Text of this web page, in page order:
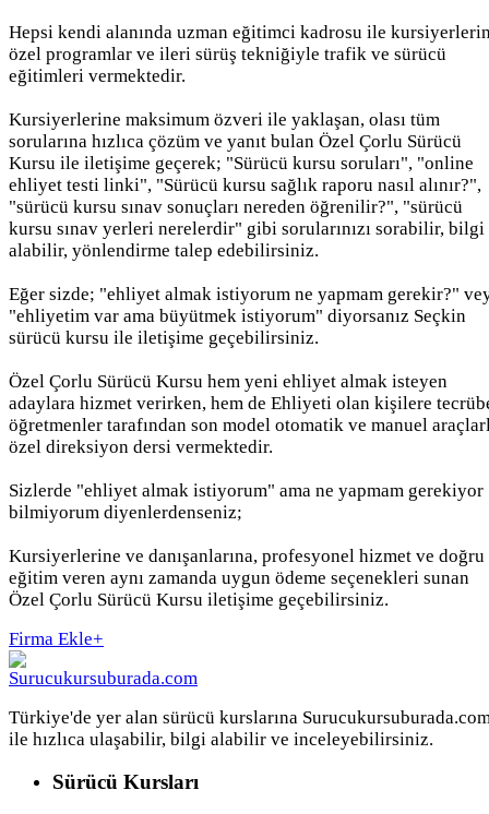
Hepsi kendi alanında uzman eğitimci kadrosu ile
özel programlar ve ileri sürüş tekniğiyle trafik ve sürücü
eğitimleri vermektedir.
Kursiyerlerine maksimum özveri ile yaklaşan, olası tüm
sorularına hızlıca çözüm ve yanıt bulan Özel Çorlu Sürücü
Kursu ile iletişime geçerek; "Sürücü kursu soruları", "online
ehliyet testi linki", "Sürücü kursu sağlık raporu nasıl alınır?",
"sürücü kursu sınav sonuçları nereden öğrenilir?", "sürücü
kursu sınav yerleri nerelerdir" gibi sorularınızı sorabilir, bilgi
alabilir, yönlendirme talep edebilirsiniz.
Eğer sizde; "ehliyet almak istiyorum ne yapmam gerekir?"
"ehliyetim var ama büyütmek istiyorum" diyorsanız Seçkin
sürücü kursu ile iletişime geçebilirsiniz.
Özel Çorlu Sürücü Kursu hem yeni ehliyet almak isteyen
adaylara hizmet verirken, hem de Ehliyeti olan kişilere
öğretmenler tarafından son model otomatik ve manuel
özel direksiyon dersi vermektedir.
Sizlerde "ehliyet almak istiyorum" ama ne yapmam gerekiyor
bilmiyorum diyenlerdenseniz;
Kursiyerlerine ve danışanlarına, profesyonel hizmet ve doğru
eğitim veren aynı zamanda uygun ödeme seçenekleri sunan
Özel Çorlu Sürücü Kursu iletişime geçebilirsiniz.
Firma Ekle+
Türkiye'de yer alan sürücü kurslarına
ile hızlıca ulaşabilir, bilgi alabilir ve inceleyebilirsiniz.
Sürücü Kursları